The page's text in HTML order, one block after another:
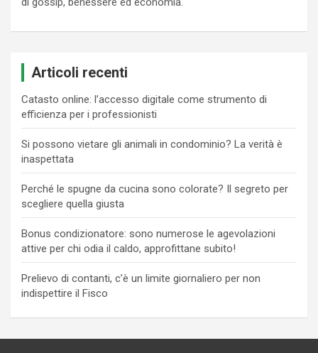
Articoli recenti
Catasto online: l’accesso digitale come strumento di
efficienza per i professionisti
Si possono vietare gli animali in condominio? La verità è
inaspettata
Perché le spugne da cucina sono colorate? Il segreto per
scegliere quella giusta
Bonus condizionatore: sono numerose le agevolazioni
attive per chi odia il caldo, approfittane subito!
Prelievo di contanti, c’è un limite giornaliero per non
indispettire il Fisco